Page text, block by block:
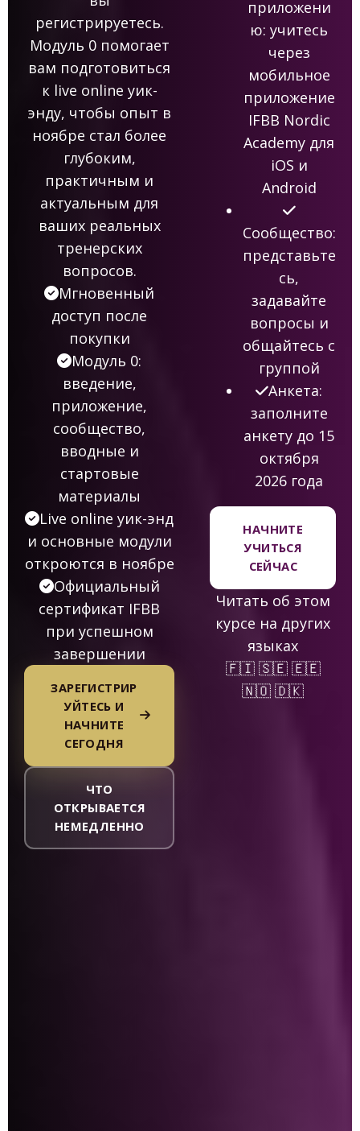
регистрируетесь.
Модуль 0 помогает
вам подготовиться
к live online уик-
энду, чтобы опыт в
ноябре стал более
глубоким,
практичным и
актуальным для
ваших реальных
тренерских
вопросов.
Мгновенный
доступ после
покупки
Модуль 0:
введение,
приложение,
сообщество,
вводные и
стартовые
материалы
Live online уик-энд
и основные модули
откроются в ноябре
Официальный
сертификат IFBB
при успешном
завершении
ЗАРЕГИСТРИР
УЙТЕСЬ И
НАЧНИТЕ
СЕГОДНЯ
ЧТО
ОТКРЫВАЕТСЯ
НЕМЕДЛЕННО
приложени
ю: учитесь
через
мобильное
приложение
IFBB Nordic
Academy для
iOS и
Android
Сообщество:
представьте
сь,
задавайте
вопросы и
общайтесь с
группой
Анкета:
заполните
анкету до 15
октября
2026 года
НАЧНИТЕ
УЧИТЬСЯ
СЕЙЧАС
Читать об этом
курсе на других
языках
🇫🇮 🇸🇪 🇪🇪
🇳🇴 🇩🇰